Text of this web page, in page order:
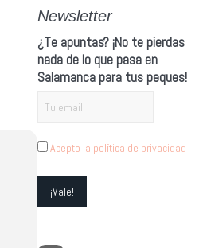
Newsletter
¿Te apuntas? ¡No te pierdas
nada de lo que pasa en
Salamanca para tus peques!
Acepto la política de privacidad